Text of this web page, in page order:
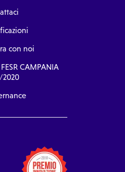
con noi
CAMPANIA
2020